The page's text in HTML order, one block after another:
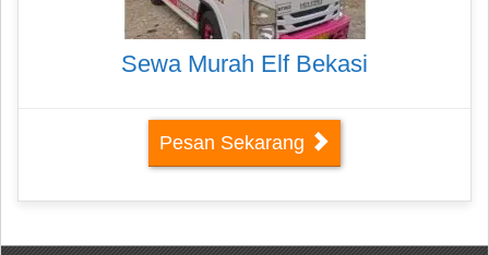
Sewa Murah Elf Bekasi
Pesan Sekarang